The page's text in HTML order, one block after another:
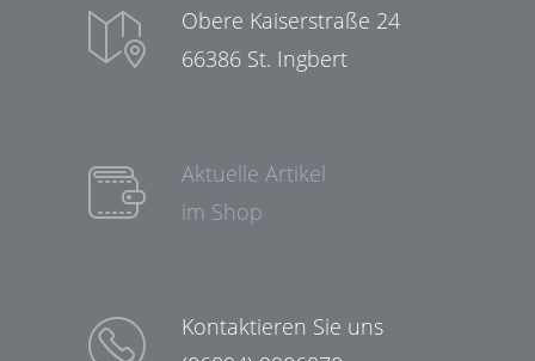
Obere Kaiserstraße 24
66386 St. Ingbert
Aktuelle Artikel
im Shop
Kontaktieren Sie uns